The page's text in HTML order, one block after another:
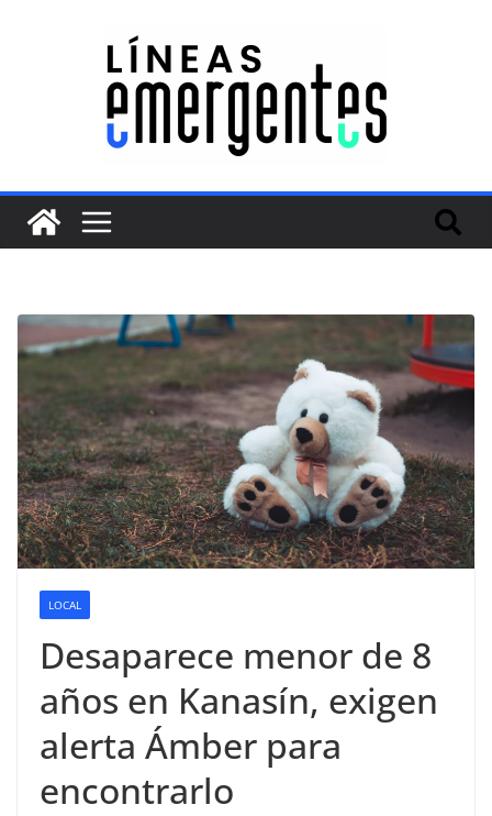
LOCAL
Desaparece menor de 8
años en Kanasín, exigen
alerta Ámber para
encontrarlo